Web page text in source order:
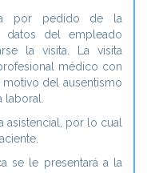
por pedido de la
datos del empleado
la visita. La visita
médico con
del ausentismo
asistencial, por lo cual
se le presentará a la